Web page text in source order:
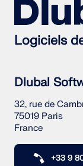
Outil de
Le service en
zones pour la
sismiques.
Logiciels
Dlubal
32, rue de
75019 Paris
France
+33 9